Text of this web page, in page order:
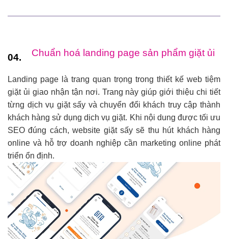
04. Chuẩn hoá landing page sản phẩm giặt ủi
Landing page là trang quan trọng trong thiết kế web tiệm
giặt ủi giao nhận tận nơi. Trang này giúp giới thiệu chi tiết
từng dịch vụ giặt sấy và chuyển đổi khách truy cập thành
khách hàng sử dụng dịch vụ giặt. Khi nội dung được tối ưu
SEO đúng cách, website giặt sấy sẽ thu hút khách hàng
online và hỗ trợ doanh nghiệp cần marketing online phát
triển ổn định.